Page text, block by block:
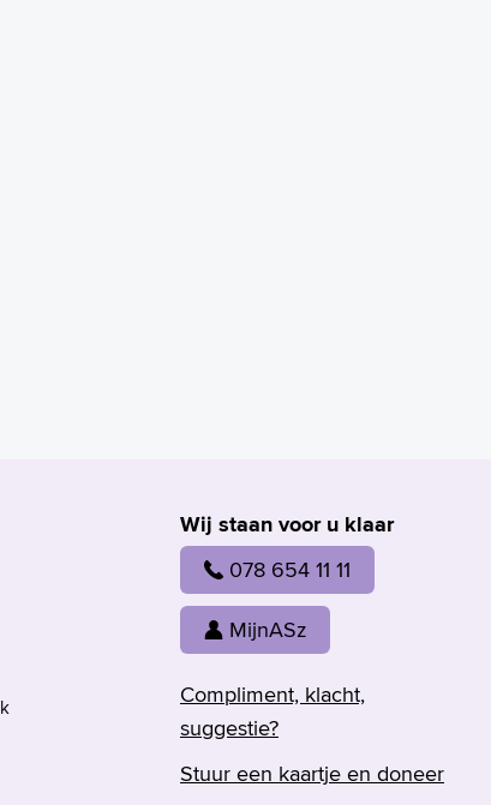
Wij staan voor u klaar
078 654 11 11
MijnASz
Compliment, klacht,
suggestie?
Stuur een kaartje en doneer